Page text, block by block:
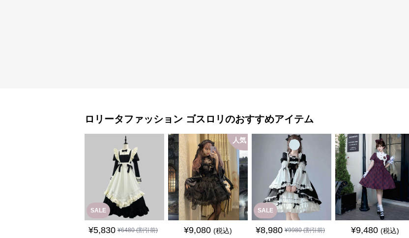
ロリータファッション ゴスロリのおすすめアイテム
SALE
¥5,830 ¥6480(割引前)
人気
¥9,080 (税込)
SALE
¥8,980 ¥9980(割引前) ¥9,480 (税込)